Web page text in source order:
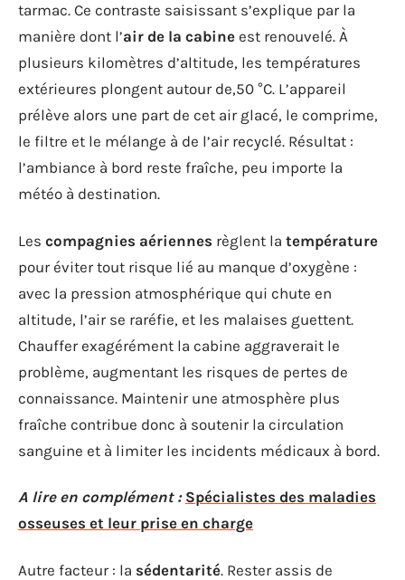
tarmac. Ce contraste saisissant s’explique par la
manière dont l’air de la cabine est renouvelé. À
plusieurs kilomètres d’altitude, les températures
extérieures plongent autour de,50 °C. L’appareil
prélève alors une part de cet air glacé, le comprime,
le filtre et le mélange à de l’air recyclé. Résultat :
l’ambiance à bord reste fraîche, peu importe la
météo à destination.
Les compagnies aériennes règlent la température
pour éviter tout risque lié au manque d’oxygène :
avec la pression atmosphérique qui chute en
altitude, l’air se raréfie, et les malaises guettent.
Chauffer exagérément la cabine aggraverait le
problème, augmentant les risques de pertes de
connaissance. Maintenir une atmosphère plus
fraîche contribue donc à soutenir la circulation
sanguine et à limiter les incidents médicaux à bord.
A lire en complément : Spécialistes des maladies
osseuses et leur prise en charge
Autre facteur : la sédentarité. Rester assis de